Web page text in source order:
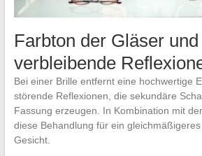
Farbton der Gläser und
verbleibende
Bei einer Brille entfernt eine hochwertige
störende Reflexionen, die sekundäre
Fassung erzeugen. In Kombination mit
diese Behandlung für ein
Gesicht.